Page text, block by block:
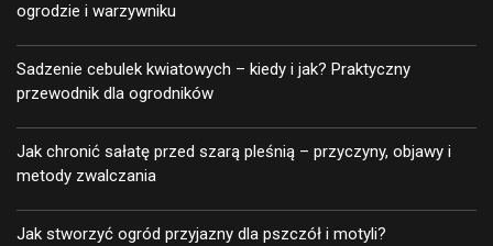
ogrodzie i warzywniku
Sadzenie cebulek kwiatowych – kiedy i jak? Praktyczny
przewodnik dla ogrodników
Jak chronić sałatę przed szarą pleśnią – przyczyny, objawy i
metody zwalczania
Jak stworzyć ogród przyjazny dla pszczół i motyli?